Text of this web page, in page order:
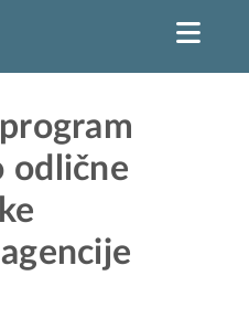
odlične